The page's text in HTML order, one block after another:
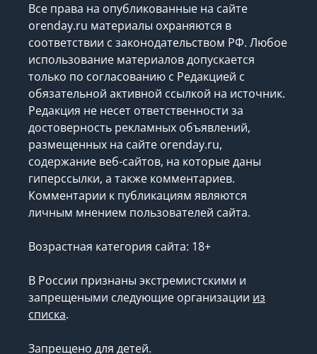
Все права на опубликованные на сайте
orenday.ru материалы охраняются в
соответствии с законодательством РФ. Любое
использование материалов допускается
только по согласованию с Редакцией с
обязательной активной ссылкой на источник.
Редакция не несет ответственности за
достоверность рекламных объявлений,
размещенных на сайте orenday.ru,
содержание веб-сайтов, на которые даны
гиперссылки, а также комментариев.
Комментарии к публикациям являются
личным мнением пользователей сайта.
Возрастная категория сайта: 18+
В России признаны экстремистскими и
запрещеными следующие организации из
списка.
Запрещено для детей.